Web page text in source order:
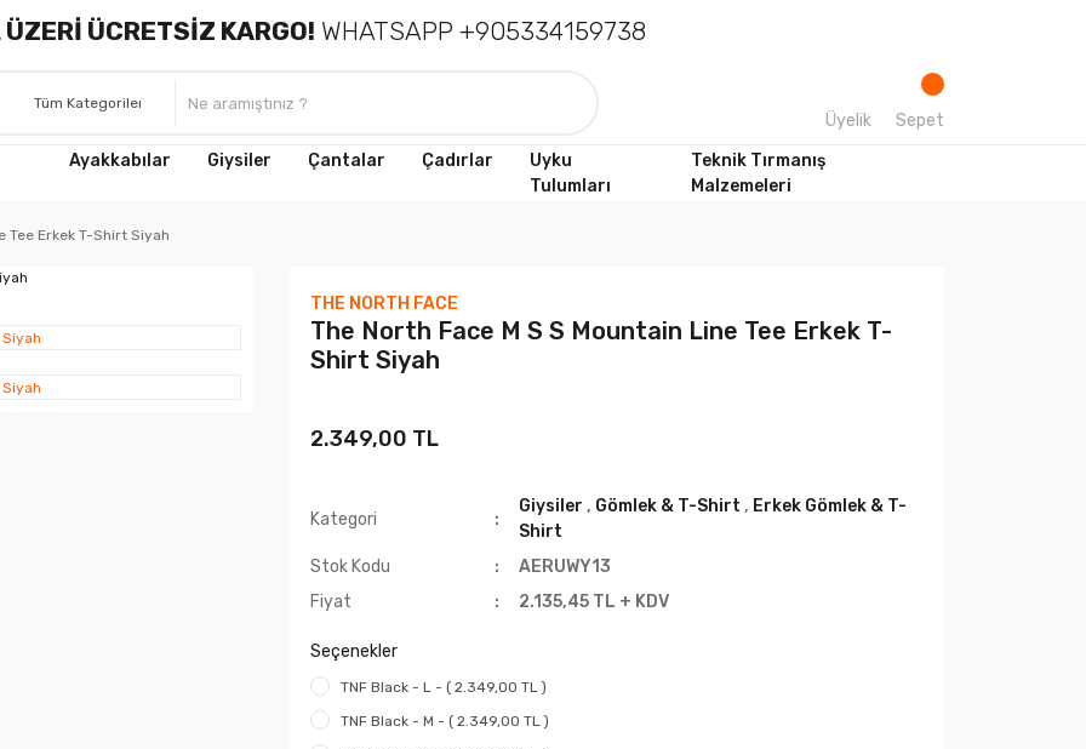
ÜCRETSİZ KARGO! WHATSAPP +905334159738
Üyelik Sepet
Ayakkabılar Giysiler Çantalar Çadırlar
Uyku
Tulumları
Teknik Tırmanış
Malzemeleri
Tee Erkek T-Shirt Siyah
THE NORTH FACE
The North Face M S S Mountain Line Tee Erkek T-
Shirt Siyah
2.349,00 TL
Kategori
Giysiler , Gömlek & T-Shirt , Erkek Gömlek & T-
Shirt
Stok Kodu
AERUWY13
Fiyat
2.135,45 TL + KDV
Seçenekler
TNF Black - L - ( 2.349,00 TL )
TNF Black - M - ( 2.349,00 TL )